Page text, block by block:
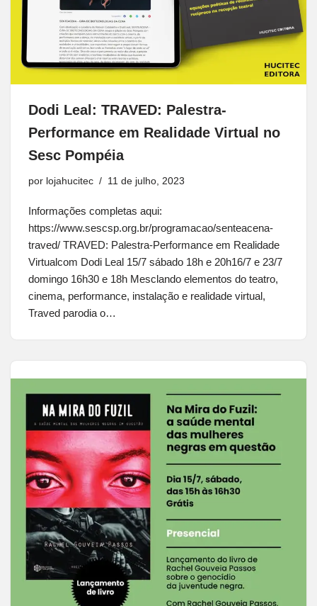
Dodi Leal: TRAVED: Palestra-
Performance em Realidade Virtual no
Sesc Pompéia
por lojahucitec 11 de julho, 2023
Informações completas aqui:
https://www.sescsp.org.br/programacao/senteacena-
traved/ TRAVED: Palestra-Performance em Realidade
Virtualcom Dodi Leal 15/7 sábado 18h e 20h16/7 e 23/7
domingo 16h30 e 18h Mesclando elementos do teatro,
cinema, performance, instalação e realidade virtual,
Traved parodia o…